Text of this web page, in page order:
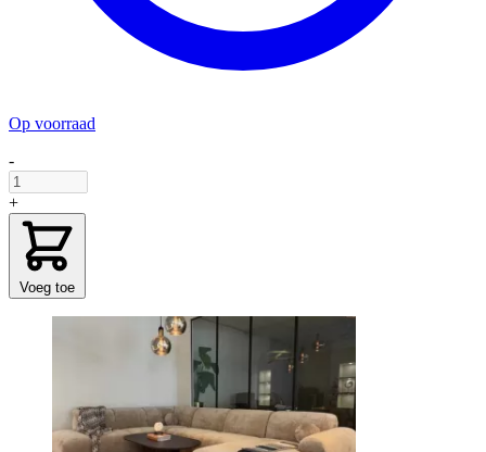
Op voorraad
-
+
Voeg toe